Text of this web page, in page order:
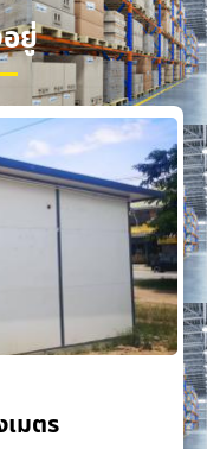
ยู่
เมตร